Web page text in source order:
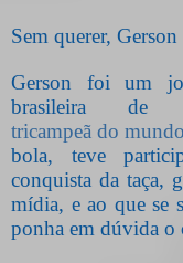
Sem querer,
Gerson foi um
brasileira de
tricampeã do
bola, teve
conquista da taça,
mídia, e ao que se
ponha em dúvida o